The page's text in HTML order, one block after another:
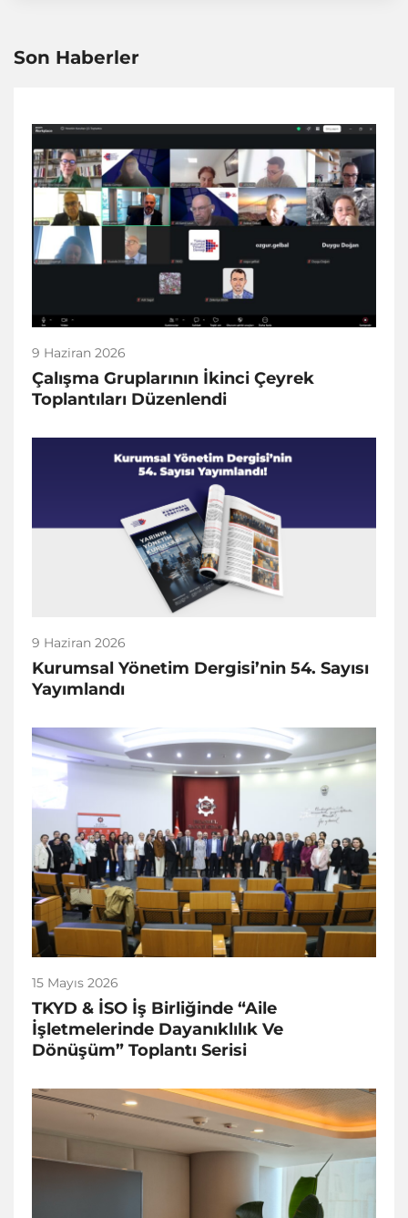
Son Haberler
9 Haziran 2026
Çalışma Gruplarının İkinci Çeyrek
Toplantıları Düzenlendi
9 Haziran 2026
Kurumsal Yönetim Dergisi’nin 54. Sayısı
Yayımlandı
15 Mayıs 2026
TKYD & İSO İş Birliğinde “Aile
İşletmelerinde Dayanıklılık Ve
Dönüşüm” Toplantı Serisi